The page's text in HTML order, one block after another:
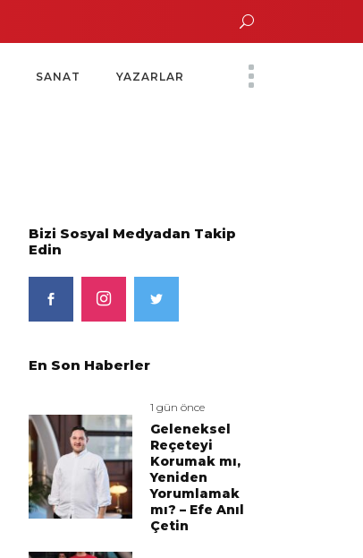
Yoko Ono Sergisi Özel Bir Davetle Açıldı
SANAT YAZARLAR
Bizi Sosyal Medyadan Takip
Edin
En Son Haberler
1 gün önce
Geleneksel
Reçeteyi
Korumak mı,
Yeniden
Yorumlamak
mı? – Efe Anıl
Çetin